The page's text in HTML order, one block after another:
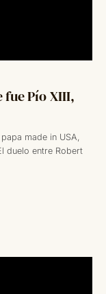
Pío XIII,
made in USA,
duelo entre Robert